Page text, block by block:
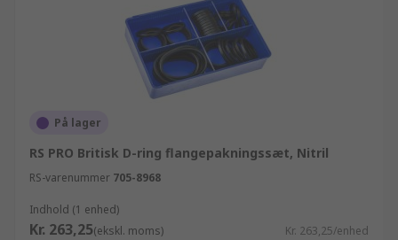
På lager
RS PRO Britisk D-ring flangepakningssæt, Nitril
RS-varenummer 705-8968
Indhold (1 enhed)
Kr. 263,25(ekskl. moms) Kr. 263,25/enhed